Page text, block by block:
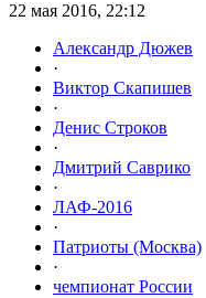
22 мая 2016, 22:12
Александр Дюжев
·
Виктор Скапишев
·
Денис Строков
·
Дмитрий Саврико
·
ЛАФ-2016
·
Патриоты (Москва)
·
чемпионат России